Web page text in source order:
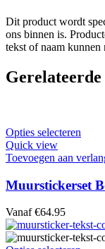
Dit product wordt
ons binnen is.
tekst of naam kunnen
Opties selecteren
heeft
Deze
kan
Quick view
Toevoegen aan
Muurstickerset
Vanaf €64.95